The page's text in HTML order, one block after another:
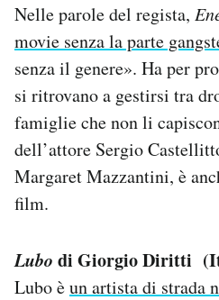
Nelle parole del regista,
movie senza la parte
senza il genere». Ha per
si ritrovano a gestirsi tra
famiglie che non li
dell’attore Sergio
Margaret Mazzantini, è
film.
Lubo di Giorgio Diritti
Lubo èun artista di strada